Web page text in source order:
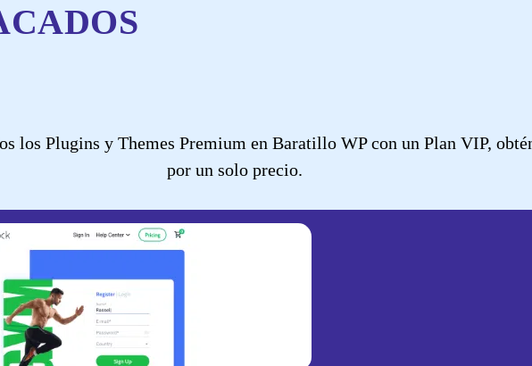
los Plugins y Themes Premium en Baratillo WP con un Plan VIP,
por un solo precio.